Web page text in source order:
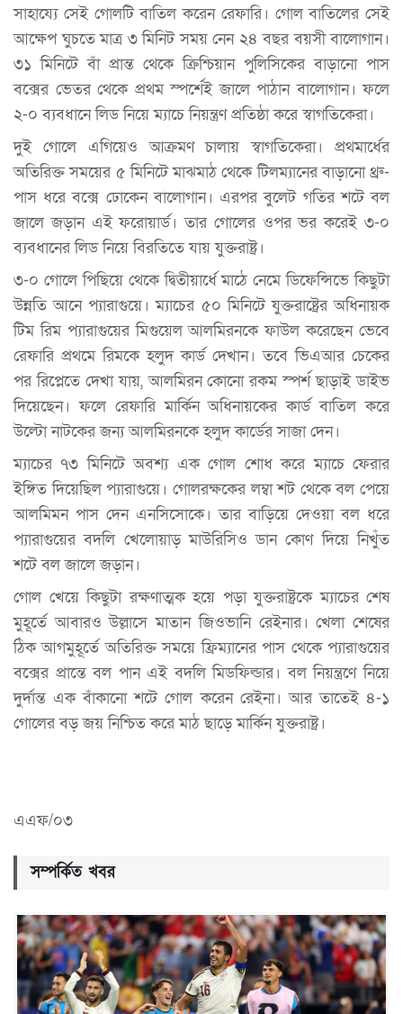
সাহায্যে সেই গোলটি বাতিল করেন রেফারি। গোল বাতিলের সেই
আক্ষেপ ঘুচতে মাত্র ৩ মিনিট সময় নেন ২৪ বছর বয়সী বালোগান।
৩১ মিনিটে বাঁ প্রান্ত থেকে ক্রিশ্চিয়ান পুলিসিকের বাড়ানো পাস
বক্সের ভেতর থেকে প্রথম স্পর্শেই জালে পাঠান বালোগান। ফলে
২-০ ব্যবধানে লিড নিয়ে ম্যাচে নিয়ন্ত্রণ প্রতিষ্ঠা করে স্বাগতিকেরা।
দুই গোলে এগিয়েও আক্রমণ চালায় স্বাগতিকেরা। প্রথমার্ধের
অতিরিক্ত সময়ের ৫ মিনিটে মাঝমাঠ থেকে টিলম্যানের বাড়ানো থ্রু-
পাস ধরে বক্সে ঢোকেন বালোগান। এরপর বুলেট গতির শটে বল
জালে জড়ান এই ফরোয়ার্ড। তার গোলের ওপর ভর করেই ৩-০
ব্যবধানের লিড নিয়ে বিরতিতে যায় যুক্তরাষ্ট্র।
৩-০ গোলে পিছিয়ে থেকে দ্বিতীয়ার্ধে মাঠে নেমে ডিফেন্সিভে কিছুটা
উন্নতি আনে প্যারাগুয়ে। ম্যাচের ৫০ মিনিটে যুক্তরাষ্ট্রের অধিনায়ক
টিম রিম প্যারাগুয়ের মিগুয়েল আলমিরনকে ফাউল করেছেন ভেবে
রেফারি প্রথমে রিমকে হলুদ কার্ড দেখান। তবে ভিএআর চেকের
পর রিপ্লেতে দেখা যায়, আলমিরন কোনো রকম স্পর্শ ছাড়াই ডাইভ
দিয়েছেন। ফলে রেফারি মার্কিন অধিনায়কের কার্ড বাতিল করে
উল্টো নাটকের জন্য আলমিরনকে হলুদ কার্ডের সাজা দেন।
ম্যাচের ৭৩ মিনিটে অবশ্য এক গোল শোধ করে ম্যাচে ফেরার
ইঙ্গিত দিয়েছিল প্যারাগুয়ে। গোলরক্ষকের লম্বা শট থেকে বল পেয়ে
আলমিমন পাস দেন এনসিসোকে। তার বাড়িয়ে দেওয়া বল ধরে
প্যারাগুয়ের বদলি খেলোয়াড় মাউরিসিও ডান কোণ দিয়ে নিখুঁত
শটে বল জালে জড়ান।
গোল খেয়ে কিছুটা রক্ষণাত্মক হয়ে পড়া যুক্তরাষ্ট্রকে ম্যাচের শেষ
মুহূর্তে আবারও উল্লাসে মাতান জিওভানি রেইনার। খেলা শেষের
ঠিক আগমুহূর্তে অতিরিক্ত সময়ে ফ্রিম্যানের পাস থেকে প্যারাগুয়ের
বক্সের প্রান্তে বল পান এই বদলি মিডফিল্ডার। বল নিয়ন্ত্রণে নিয়ে
দুর্দান্ত এক বাঁকানো শটে গোল করেন রেইনা। আর তাতেই ৪-১
গোলের বড় জয় নিশ্চিত করে মাঠ ছাড়ে মার্কিন যুক্তরাষ্ট্র।
এএফ/০৩
সম্পর্কিত খবর